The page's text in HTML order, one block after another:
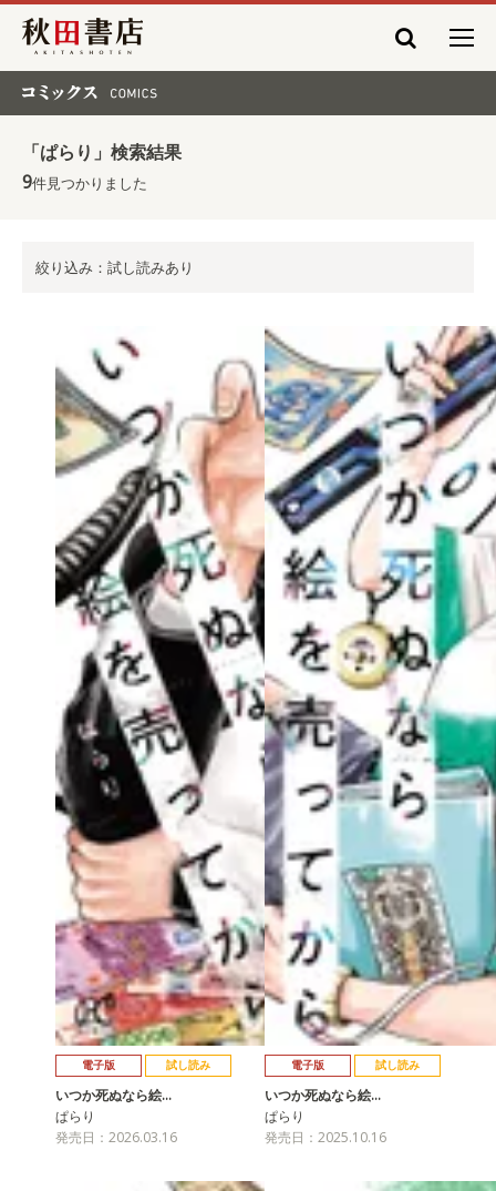
秋田書店
「ぱらり」検索結果
9件見つかりました
絞り込み：試し読みあり
電子版 試し読み
いつか死ぬなら絵…
ぱらり
発売日：2026.03.16
電子版 試し読み
いつか死ぬなら絵…
ぱらり
発売日：2025.10.16